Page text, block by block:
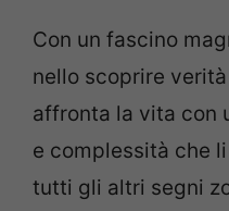
Con un fascino
nello scoprire
affronta la vita con
e complessità che
tutti gli altri segni